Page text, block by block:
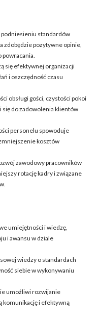
standardów
zdobędzie pozytywne opinie,
powracania.
się efektywnej organizacji
i oszczędność czasu
obsługi gości, czystości pokoi
do zadowolenia klientów
personelu spowoduje
kosztów
zawodowy pracowników
rotację kadry i związane
umiejętności i wiedzę,
i awansu w dziale
wiedzy o standardach
siebie w wykonywaniu
umożliwi rozwijanie
komunikację i efektywną